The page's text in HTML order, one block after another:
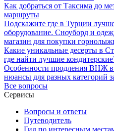
Как добраться от Таксима до
маршруты
Подскажите где в Турции
оборудование. Сноуборд и
магазин для покупки
Какие уникальные десерты в
где найти лучшие
Особенности продления ВНЖ в
нюансы для разных категорий
Все вопросы
Сервисы
Вопросы и ответы
Путеводитель
Гид по интересным